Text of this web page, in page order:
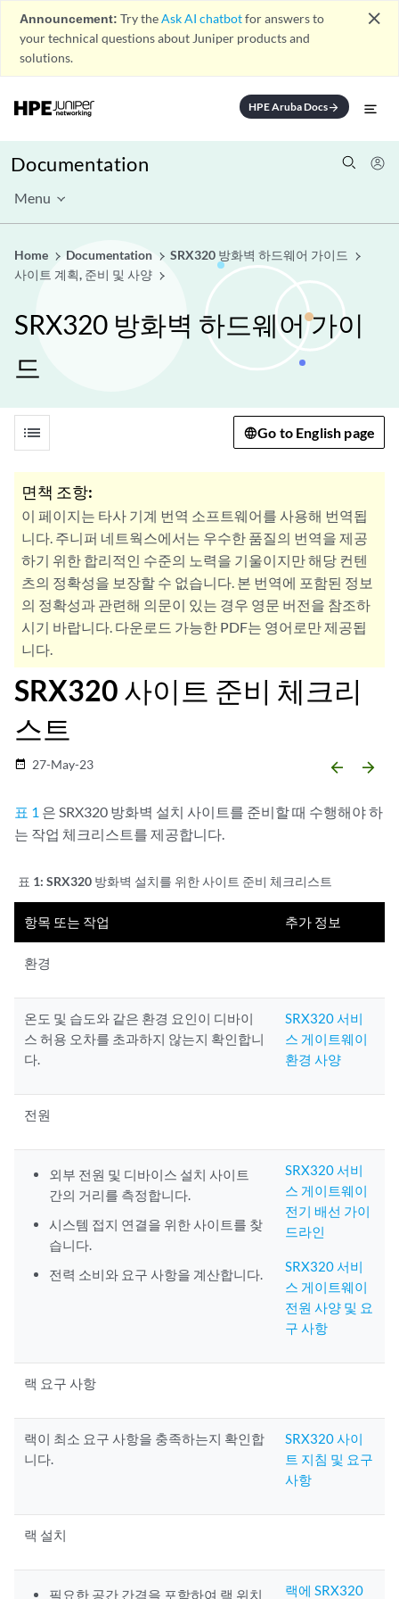
Announcement: Try theAsk AI chatbotfor answers to
your technical questions about Juniper products and
solutions.
close
HPE Aruba Docsarrow_forward
Documentation
Menu
Home Documentation
SRX320 방화벽 하드웨어 가이드
사이트 계획, 준비 및 사양
SRX320 방화벽 하드웨어 가이
드
list Go to English page
면책 조항:
이 페이지는 타사 기계 번역 소프트웨어를 사용해 번역됩
니다. 주니퍼 네트웍스에서는 우수한 품질의 번역을 제공
하기 위한 합리적인 수준의 노력을 기울이지만 해당 컨텐
츠의 정확성을 보장할 수 없습니다. 본 번역에 포함된 정보
의 정확성과 관련해 의문이 있는 경우 영문 버전을 참조하
시기 바랍니다. 다운로드 가능한 PDF는 영어로만 제공됩
니다.
SRX320 사이트 준비 체크리
스트
date_range 27-May-23 arrow_backward arrow_forward
표 1 은 SRX320 방화벽 설치 사이트를 준비할 때 수행해야 하
는 작업 체크리스트를 제공합니다.
표 1: SRX320 방화벽 설치를 위한 사이트 준비 체크리스트
항목 또는 작업 추가 정보
환경
온도 및 습도와 같은 환경 요인이 디바이
스 허용 오차를 초과하지 않는지 확인합니
다.
SRX320 서비
스 게이트웨이
환경 사양
전원
외부 전원 및 디바이스 설치 사이트
간의 거리를 측정합니다.
시스템 접지 연결을 위한 사이트를 찾
습니다.
전력 소비와 요구 사항을 계산합니다.
SRX320 서비
스 게이트웨이
전기 배선 가이
드라인
SRX320 서비
스 게이트웨이
전원 사양 및 요
구 사항
랙 요구 사항
랙이 최소 요구 사항을 충족하는지 확인합
니다.
SRX320 사이
트 지침 및 요구
사항
랙 설치
필요한 공간 간격을 포함하여 랙 위치 랙에 SRX320